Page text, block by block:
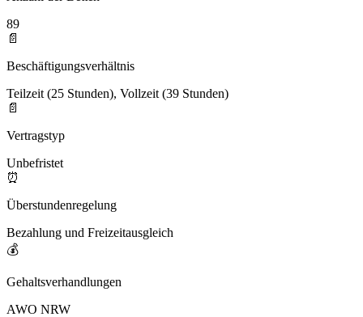
89
📄
Beschäftigungsverhältnis
Teilzeit (25 Stunden), Vollzeit (39 Stunden)
📄
Vertragstyp
Unbefristet
⏰
Überstundenregelung
Bezahlung und Freizeitausgleich
💰
Gehaltsverhandlungen
AWO NRW